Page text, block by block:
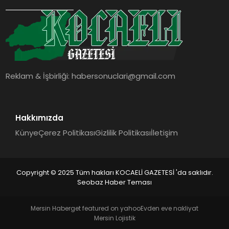
YAŞAM
DÜNYA
Reklam & İşbirliği:habersonuclari@gmail.com
Hakkımızda
KünyeÇerez PolitikasıGizlilik Politikasıİletişim
Copyright © 2025 Tüm hakları KOCAELİ GAZETESİ 'da saklıdır.
Seobaz Haber Teması
Mersin Haberget featured on yahooEvden eve nakliyat
Mersin Lojistik